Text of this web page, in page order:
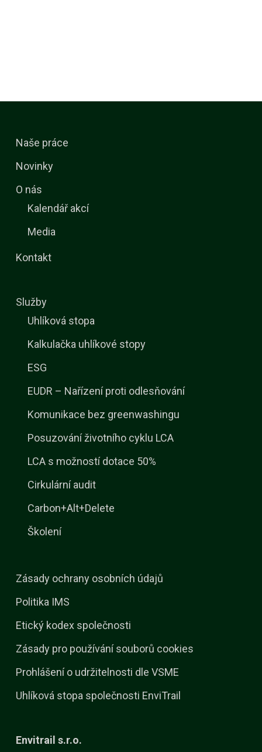
Naše práce
Novinky
O nás
Kalendář akcí
Media
Kontakt
Služby
Uhlíková stopa
Kalkulačka uhlíkové stopy
ESG
EUDR – Nařízení proti odlesňování
Komunikace bez greenwashingu
Posuzování životního cyklu LCA
LCA s možností dotace 50%
Cirkulární audit
Carbon+Alt+Delete
Školení
Zásady ochrany osobních údajů
Politika IMS
Etický kodex společnosti
Zásady pro používání souborů cookies
Prohlášení o udržitelnosti dle VSME
Uhlíková stopa společnosti EnviTrail
Envitrail s.r.o.